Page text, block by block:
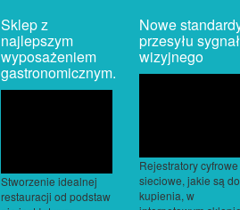
Sklep z
najlepszym
wyposażeniem
gastronomicznym.
Stworzenie idealnej
restauracji od podstaw
Nowe
przesyłu
wizyjnego
Rejestratory
sieciowe, jakie są do
kupienia, w